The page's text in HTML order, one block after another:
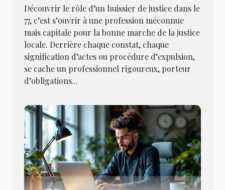
Découvrir le rôle d’un huissier de justice dans le
77, c’est s’ouvrir à une profession méconnue
mais capitale pour la bonne marche de la justice
locale. Derrière chaque constat, chaque
signification d’actes ou procédure d’expulsion,
se cache un professionnel rigoureux, porteur
d’obligations...